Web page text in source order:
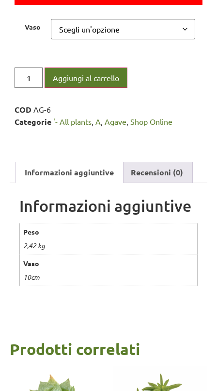
Vaso
Aggiungi al carrello
COD AG-6
Categorie '- All plants, A, Agave, Shop Online
Informazioni aggiuntive Recensioni (0)
Informazioni aggiuntive
Peso
2,42 kg
Vaso
10cm
Prodotti correlati